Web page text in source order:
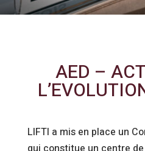
AED –
LIFTI a mis en place un